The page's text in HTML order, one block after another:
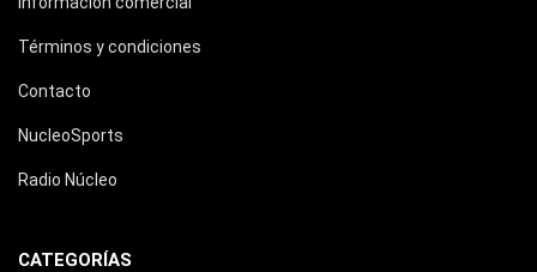
Términos y condiciones
Contacto
NucleoSports
Radio Núcleo
CATEGORÍAS